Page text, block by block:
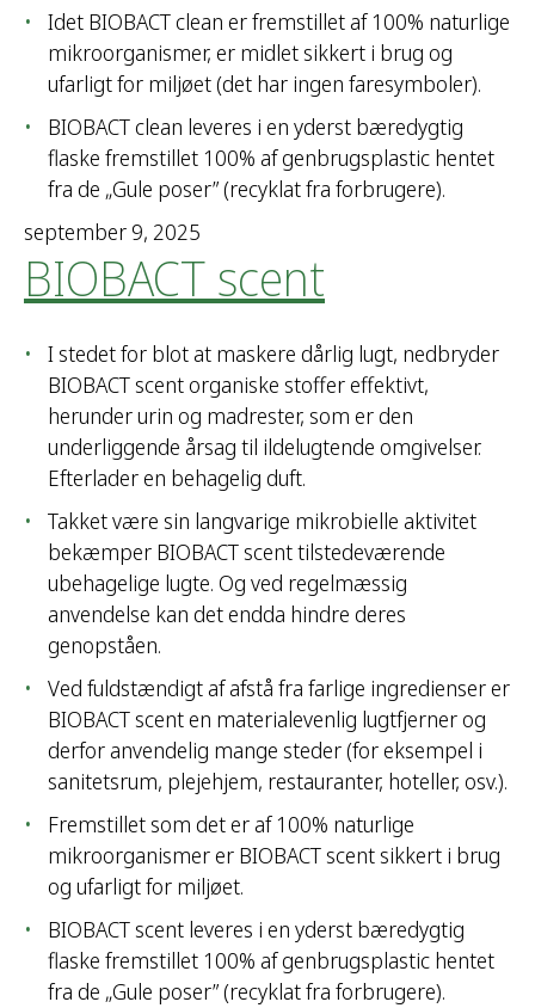
Idet BIOBACT clean er fremstillet af 100% naturlige
mikroorganismer, er midlet sikkert i brug og
ufarligt for miljøet (det har ingen faresymboler).
BIOBACT clean leveres i en yderst bæredygtig
flaske fremstillet 100% af genbrugsplastic hentet
fra de „Gule poser” (recyklat fra forbrugere).
september 9, 2025
BIOBACT scent
I stedet for blot at maskere dårlig lugt, nedbryder
BIOBACT scent organiske stoffer effektivt,
herunder urin og madrester, som er den
underliggende årsag til ildelugtende omgivelser.
Efterlader en behagelig duft.
Takket være sin langvarige mikrobielle aktivitet
bekæmper BIOBACT scent tilstedeværende
ubehagelige lugte. Og ved regelmæssig
anvendelse kan det endda hindre deres
genopståen.
Ved fuldstændigt af afstå fra farlige ingredienser er
BIOBACT scent en materialevenlig lugtfjerner og
derfor anvendelig mange steder (for eksempel i
sanitetsrum, plejehjem, restauranter, hoteller, osv.).
Fremstillet som det er af 100% naturlige
mikroorganismer er BIOBACT scent sikkert i brug
og ufarligt for miljøet.
BIOBACT scent leveres i en yderst bæredygtig
flaske fremstillet 100% af genbrugsplastic hentet
fra de „Gule poser” (recyklat fra forbrugere).